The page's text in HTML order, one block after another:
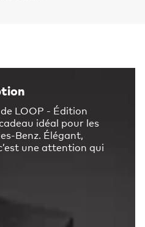
LOOP - Édition
idéal pour les
Benz. Élégant,
une attention qui